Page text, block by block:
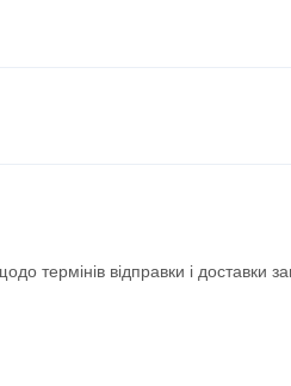
термінів відправки і доставки